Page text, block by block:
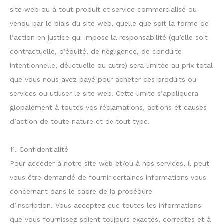
site web ou à tout produit et service commercialisé ou
vendu par le biais du site web, quelle que soit la forme de
l’action en justice qui impose la responsabilité (qu’elle soit
contractuelle, d’équité, de négligence, de conduite
intentionnelle, délictuelle ou autre) sera limitée au prix total
que vous nous avez payé pour acheter ces produits ou
services ou utiliser le site web. Cette limite s’appliquera
globalement à toutes vos réclamations, actions et causes
d’action de toute nature et de tout type.
11. Confidentialité
Pour accéder à notre site web et/ou à nos services, il peut
vous être demandé de fournir certaines informations vous
concernant dans le cadre de la procédure
d’inscription. Vous acceptez que toutes les informations
que vous fournissez soient toujours exactes, correctes et à